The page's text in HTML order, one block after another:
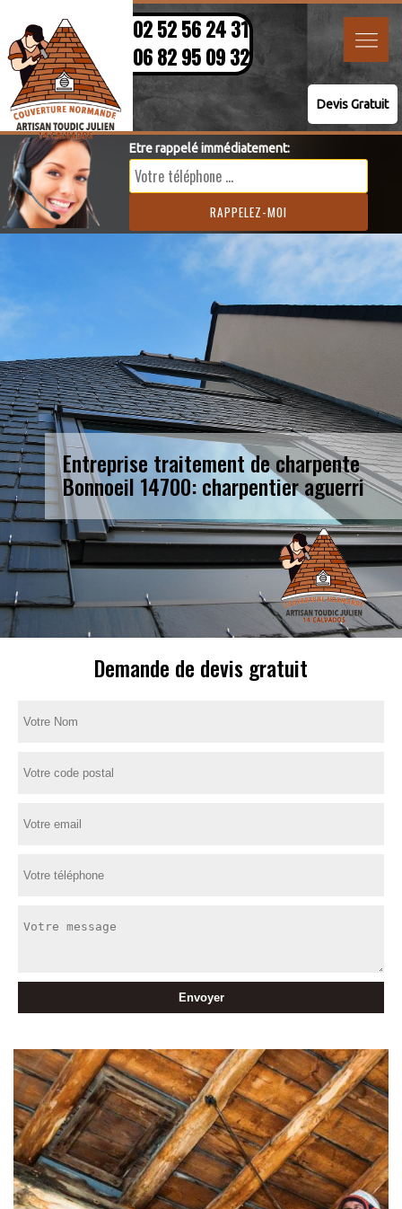
02 52 56 24 31
06 82 95 09 32
Devis Gratuit
Etre rappelé immédiatement:
Entreprise traitement de charpente
Bonnoeil 14700: charpentier aguerri
Demande de devis gratuit